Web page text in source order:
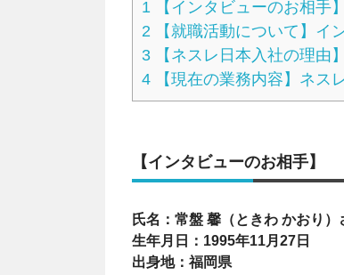
1 【インタビューのお相手】
2 【就職活動について】イ
3 【ネスレ日本入社の理由
4 【現在の業務内容】ネス
【インタビューのお相手】
氏名：常盤 馨（ときわ かおり）
生年月日：1995年11月27日
出身地：福岡県